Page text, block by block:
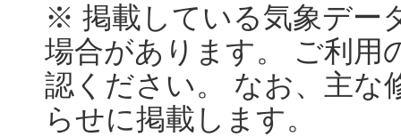
※ 掲載している気象デー
場合があります。 ご利用
認ください。 なお、主な
らせに掲載します。